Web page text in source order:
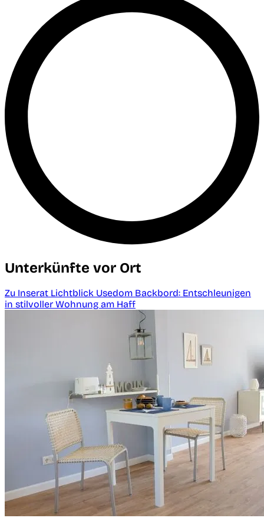
Unterkünfte vor Ort
Zu Inserat Lichtblick Usedom Backbord: Entschleunigen
in stilvoller Wohnung am Haff